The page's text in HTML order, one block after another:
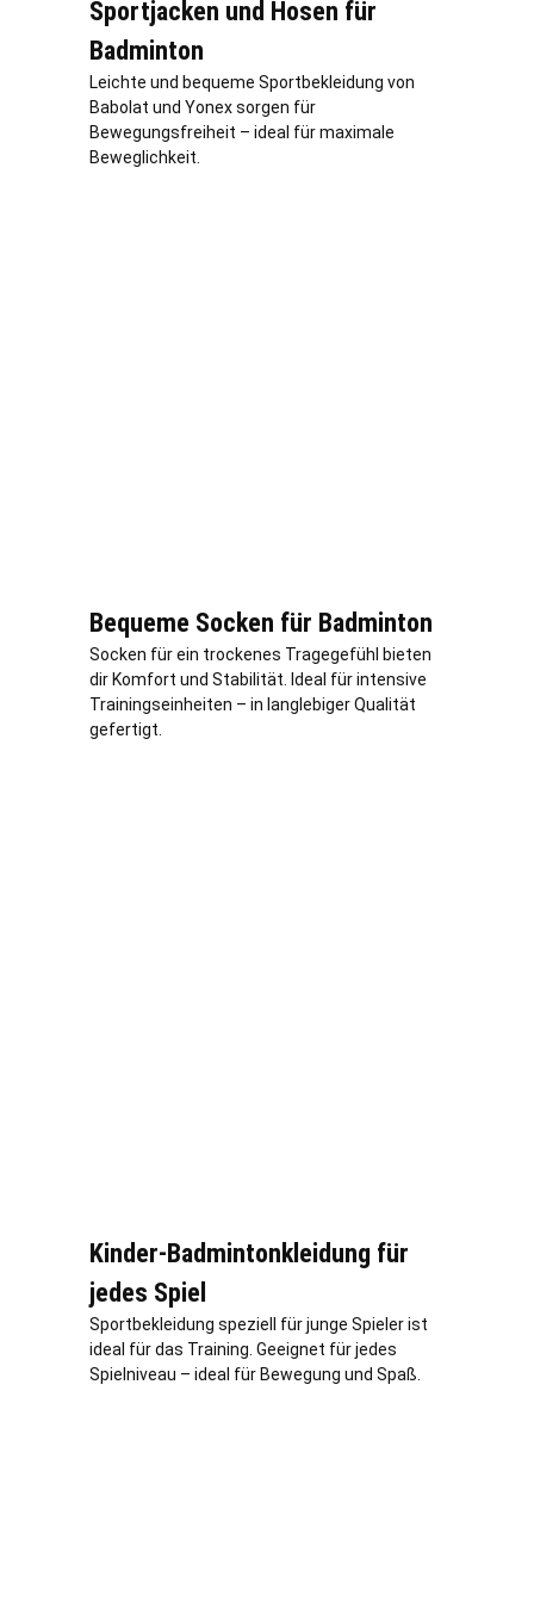
Sportjacken und Hosen für
Badminton
Leichte und bequeme Sportbekleidung von
Babolat und Yonex sorgen für
Bewegungsfreiheit – ideal für maximale
Beweglichkeit.
Bequeme Socken für Badminton
Socken für ein trockenes Tragegefühl bieten
dir Komfort und Stabilität. Ideal für intensive
Trainingseinheiten – in langlebiger Qualität
gefertigt.
Kinder-Badmintonkleidung für
jedes Spiel
Sportbekleidung speziell für junge Spieler ist
ideal für das Training. Geeignet für jedes
Spielniveau – ideal für Bewegung und Spaß.